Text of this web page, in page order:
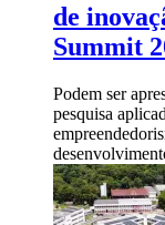
de
Summit
Podem ser
pesquisa